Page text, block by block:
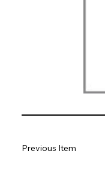
Previous Item